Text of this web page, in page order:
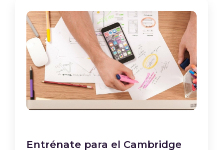
Entrénate para el Cambridge